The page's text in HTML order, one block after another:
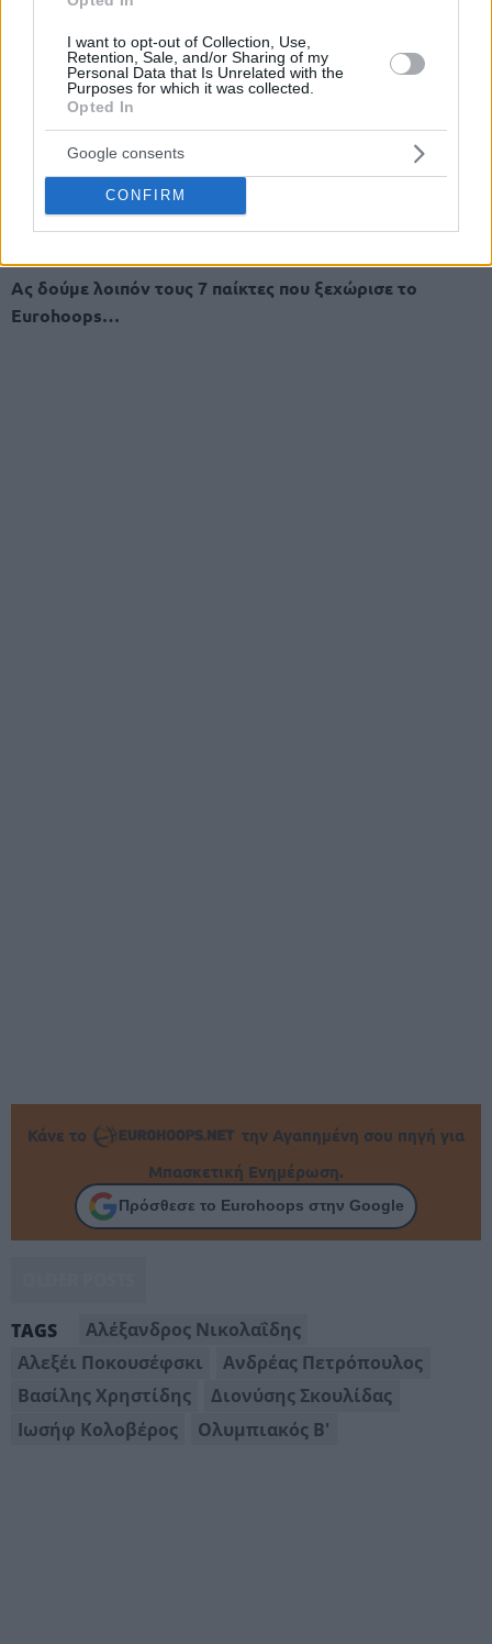
I want to opt-out of Collection, Use,
Retention, Sale, and/or Sharing of my
Personal Data that Is Unrelated with the
Purposes for which it was collected.
Opted In
Google consents
CONFIRM
ρολίστας σε ηγέτης.
ΠΡΟΣΟΧΗ: Ο πιο σταθερός παίκτης του Ολυμπιακού Β’
ήταν ο Πέτρος Μελισσαράτος, που αποτελεί και τον
καλύτερο σέντερ της Α2. Ο μόνος λόγος που δεν βρίσκεται
στη λίστα μας, είναι διότι τη νέα σεζόν θα είναι ξανά σε
ομάδα της δεύτερης τη τάξει κατηγορίας, με ίδιο ρόλο με
αυτόν που είχε στον Ολυμπιακό Β”.
Ας δούμε λοιπόν τους 7 παίκτες που ξεχώρισε το
Eurohoops…
Κάνε το
την Αγαπημένη σου πηγή για
Μπασκετική Ενημέρωση.
Πρόσθεσε το Eurohoops στην Google
TAGS
Αλέξανδρος Νικολαΐδης
Αλεξέι Ποκουσέφσκι
Ανδρέας Πετρόπουλος
Βασίλης Χρηστίδης
Διονύσης Σκουλίδας
Ιωσήφ Κολοβέρος
Ολυμπιακός Β'